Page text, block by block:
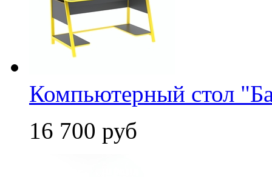
Компьютерный стол
16 700 руб